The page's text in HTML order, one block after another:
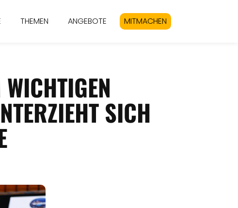
THEMEN ANGEBOTE MITMACHEN
SICH